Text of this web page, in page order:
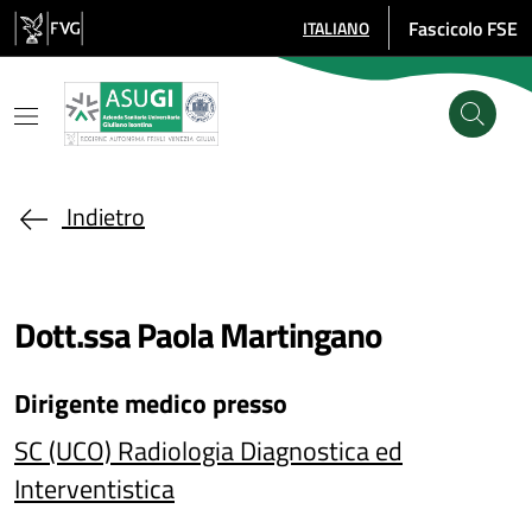
Salta al contenuto principale
SELEZIONE LINGUA: LINGUA
ITALIANO Fascicolo FSE
Indietro
Dott.ssa Paola Martingano
Dirigente medico presso
SC (UCO) Radiologia Diagnostica ed
Interventistica